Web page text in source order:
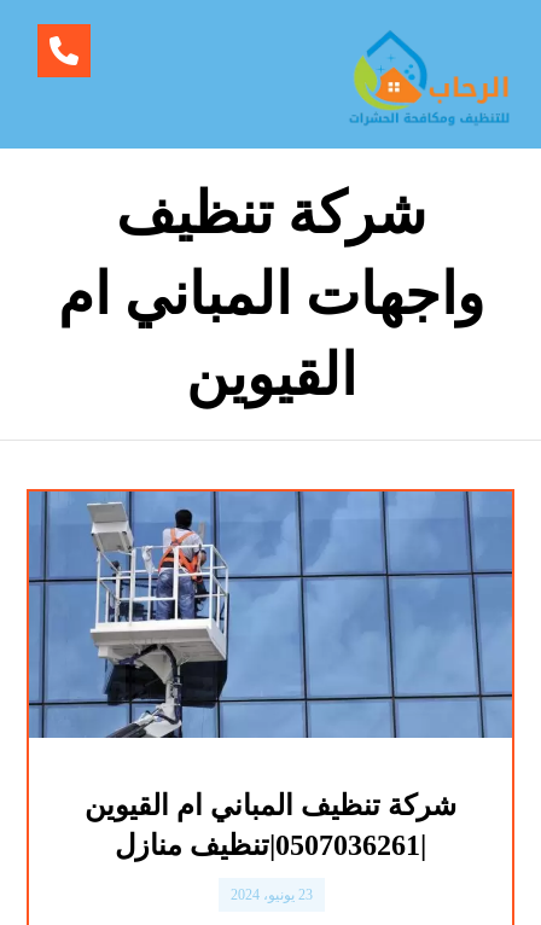
شركة تنظيف
واجهات المباني ام
القيوين
شركة تنظيف المباني ام القيوين
23 يونيو، 2024